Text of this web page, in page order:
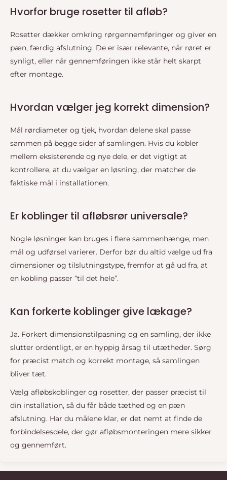
Hvorfor bruge rosetter til afløb?
Rosetter dækker omkring rørgennemføringer og giver en
pæn, færdig afslutning. De er især relevante, når røret er
synligt, eller når gennemføringen ikke står helt skarpt
efter montage.
Hvordan vælger jeg korrekt dimension?
Mål rørdiameter og tjek, hvordan delene skal passe
sammen på begge sider af samlingen. Hvis du kobler
mellem eksisterende og nye dele, er det vigtigt at
kontrollere, at du vælger en løsning, der matcher de
faktiske mål i installationen.
Er koblinger til afløbsrør universale?
Nogle løsninger kan bruges i flere sammenhænge, men
mål og udførsel varierer. Derfor bør du altid vælge ud fra
dimensioner og tilslutningstype, fremfor at gå ud fra, at
en kobling passer “til det hele”.
Kan forkerte koblinger give lækage?
Ja. Forkert dimensionstilpasning og en samling, der ikke
slutter ordentligt, er en hyppig årsag til utætheder. Sørg
for præcist match og korrekt montage, så samlingen
bliver tæt.
Vælg afløbskoblinger og rosetter, der passer præcist til
din installation, så du får både tæthed og en pæn
afslutning. Har du målene klar, er det nemt at finde de
forbindelsesdele, der gør afløbsmonteringen mere sikker
og gennemført.